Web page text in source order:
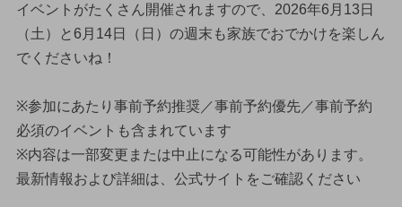
イベントがたくさん開催されますので、2026年6月13日
（土）と6月14日（日）の週末も家族でおでかけを楽しん
でくださいね！
※参加にあたり事前予約推奨／事前予約優先／事前予約
必須のイベントも含まれています
※内容は一部変更または中止になる可能性があります。
最新情報および詳細は、公式サイトをご確認ください